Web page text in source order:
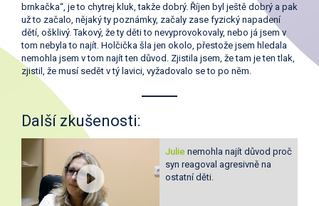
brnkačka“, je to chytrej kluk, takže dobrý. Říjen byl ještě dobrý a pak
už to začalo, nějaký ty poznámky, začaly zase fyzický napadení
dětí, ošklivý. Takový, že ty děti to nevyprovokovaly, nebo já jsem v
tom nebyla to najít. Holčička šla jen okolo, přestože jsem hledala
nemohla jsem v tom najít ten důvod. Zjistila jsem, že tam je ten tlak,
zjistil, že musí sedět v tý lavici, vyžadovalo se to po něm.
Další zkušenosti:
Julie nemohla najít důvod proč
syn reagoval agresivně na
ostatní děti.